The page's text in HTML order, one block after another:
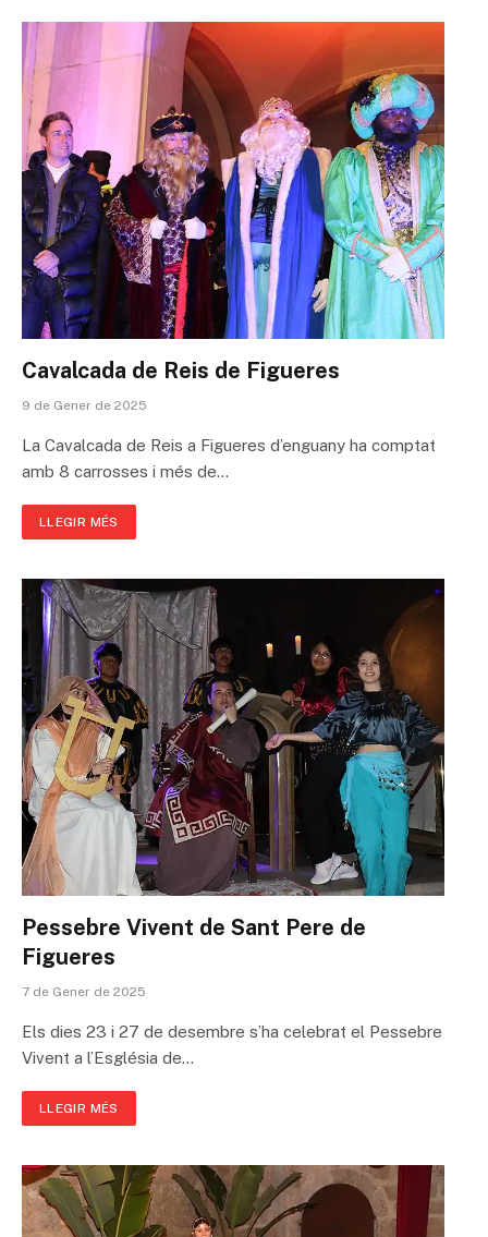
Cavalcada de Reis de Figueres
9 de Gener de 2025
La Cavalcada de Reis a Figueres d’enguany ha comptat
amb 8 carrosses i més de…
LLEGIR MÉS
Pessebre Vivent de Sant Pere de
Figueres
7 de Gener de 2025
Els dies 23 i 27 de desembre s’ha celebrat el Pessebre
Vivent a l’Església de…
LLEGIR MÉS